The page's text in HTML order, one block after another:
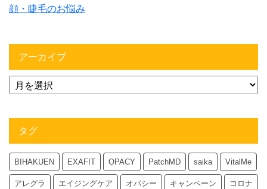
顔・睫毛のお悩み
アーカイブ
タグ
BIHAKUEN EXAFIT OPACY PatchMD saika VitalMe
アレグラ エイジングケア オパシー キャンペーン コロナ